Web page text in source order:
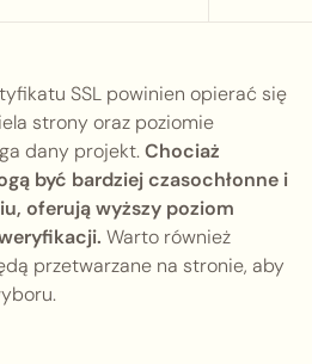
SSL powinien opierać się
strony oraz poziomie
dany projekt.Chociaż
być bardziej czasochłonne i
oferują wyższy poziom
Warto również
przetwarzane na stronie, aby